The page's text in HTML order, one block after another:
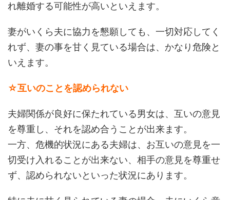
れ離婚する可能性が高いといえます。
妻がいくら夫に協力を懇願しても、一切対応してく
れず、妻の事を甘く見ている場合は、かなり危険と
いえます。
☆互いのことを認められない
夫婦関係が良好に保たれている男女は、互いの意見
を尊重し、それを認め合うことが出来ます。
一方、危機的状況にある夫婦は、お互いの意見を一
切受け入れることが出来ない、相手の意見を尊重せ
ず、認められないといった状況にあります。